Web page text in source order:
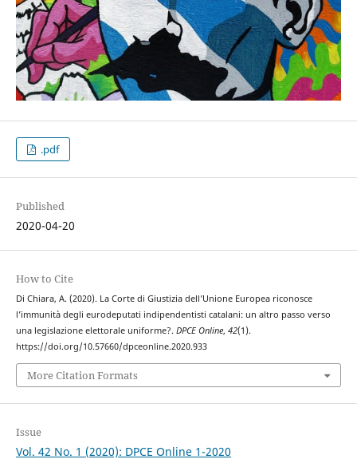
.pdf
Published
2020-04-20
How to Cite
Di Chiara, A. (2020). La Corte di Giustizia dell’Unione Europea riconosce
l’immunità degli eurodeputati indipendentisti catalani: un altro passo verso
una legislazione elettorale uniforme?. DPCE Online, 42(1).
https://doi.org/10.57660/dpceonline.2020.933
More Citation Formats
Issue
Vol. 42 No. 1 (2020): DPCE Online 1-2020